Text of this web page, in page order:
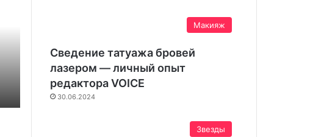
Макияж
Сведение татуажа бровей
лазером — личный опыт
редактора VOICE
30.06.2024
Звезды